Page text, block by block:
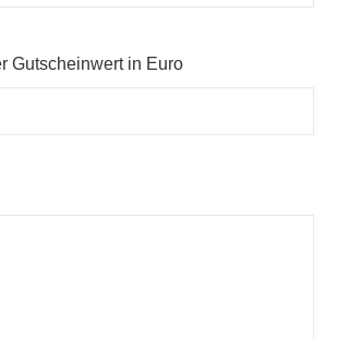
Gutscheinwert in Euro